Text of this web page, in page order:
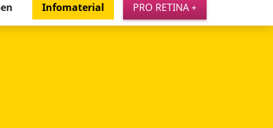
Infomaterial PRO RETINA +